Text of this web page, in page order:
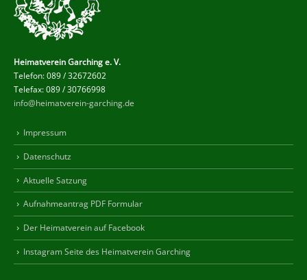
Heimatverein Garching e. V.
Telefon: 089 / 32672602
Telefax: 089 / 30766998
info@heimatverein-garching.de
Impressum
Datenschutz
Aktuelle Satzung
Aufnahmeantrag PDF Formular
Der Heimatverein auf Facebook
Instagram Seite des Heimatverein Garching